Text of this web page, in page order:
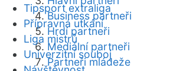
Business partneři
Hrdí partneři
Mediální partneři
Partneři mládeže
Tipsport extraliga
Přípravná utkání
Liga mistrů
Univerzitní souboj